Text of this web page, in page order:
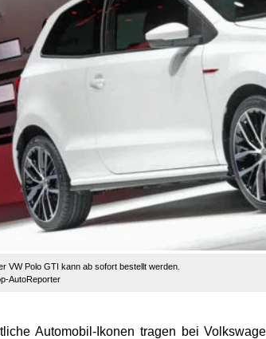
VW Polo GTI kann ab sofort bestellt werden.
AutoReporter
Automobil-Ikonen tragen bei